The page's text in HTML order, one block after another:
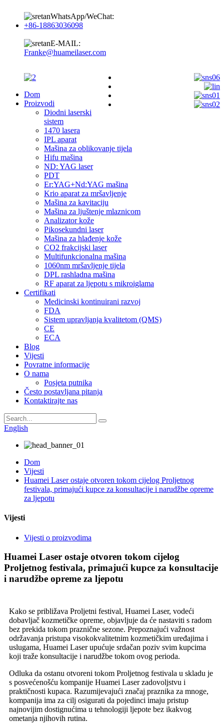
WhatsApp/WeChat:
+86-18863036098
E-MAIL:
Franke@huameilaser.com
Dom
Proizvodi
Diodni laserski
sistem
1470 lasera
IPL aparat
Mašina za oblikovanje tijela
Hifu mašina
ND: YAG laser
PDT
Er:YAG+Nd:YAG mašina
Krio aparat za mršavljenje
Mašina za kavitaciju
Mašina za ljuštenje mlaznicom
Analizator kože
Pikosekundni laser
Mašina za hlađenje kože
CO2 frakcijski laser
Multifunkcionalna mašina
1060nm mršavljenje tijela
DPL rashladna mašina
RF aparat za ljepotu s mikroiglama
Certifikati
Medicinski kontinuirani razvoj
FDA
Sistem upravljanja kvalitetom (QMS)
CE
ECA
Blog
Vijesti
Povratne informacije
O nama
Posjeta putnika
Često postavljana pitanja
Kontaktirajte nas
English
Dom
Vijesti
Huamei Laser ostaje otvoren tokom cijelog Proljetnog
festivala, primajući kupce za konsultacije i narudžbe opreme
za ljepotu
Vijesti
Vijesti o proizvodima
Huamei Laser ostaje otvoren tokom cijelog
Proljetnog festivala, primajući kupce za konsultacije
i narudžbe opreme za ljepotu
Kako se približava Proljetni festival, Huamei Laser, vodeći
dobavljač kozmetičke opreme, objavljuje da će nastaviti s radom
bez prekida tokom praznične sezone. Prepoznajući važnost
održavanja pristupa visokokvalitetnim kozmetičkim uređajima i
uslugama, Huamei Laser upućuje srdačan poziv svim kupcima
koji traže konsultacije i narudžbe tokom ovog perioda.
Odluka da ostanu otvoreni tokom Proljetnog festivala u skladu je
s posvećenošću kompanije Huamei Laser zadovoljstvu i
praktičnosti kupaca. Razumijevajući značaj praznika za mnoge,
kompanija ima za cilj osigurati da pojedinci imaju pristup
najnovijim dostignućima u tehnologiji ljepote bez ikakvog
ometanja njihovih rutina.